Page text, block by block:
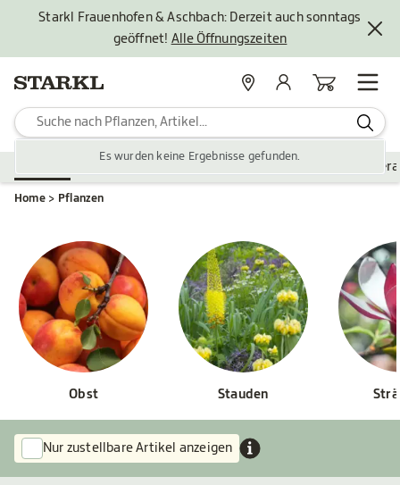
Starkl Frauenhofen & Aschbach: Derzeit auch sonntags
geöffnet! Alle Öffnungszeiten
Es wurden keine Ergebnisse gefunden.
StandorteMein KontoWarenkorb
Zubehör Gartengestaltung
Home Pflanzen
Obst Stauden
Nur zustellbare Artikel anzeigen